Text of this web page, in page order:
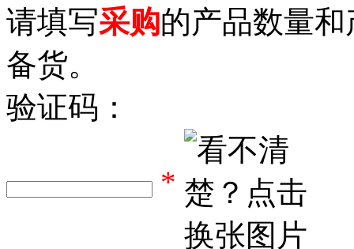
请填写采购的产品数量
备货。
验证码：
*